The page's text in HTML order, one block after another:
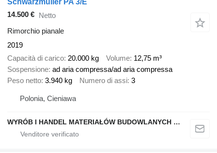
Schwarzmüller PA 3/E
14.500 € Netto
Rimorchio pianale
2019
Capacità di carico 20.000 kg Volume 12,75 m³
Sospensione ad aria compressa/ad aria compressa
Peso netto 3.940 kg Numero di assi 3
Polonia, Cieniawa
WYRÓB I HANDEL MATERIAŁÓW BUDOWLANYCH "STELMACH"